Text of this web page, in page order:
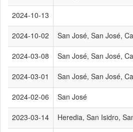
2024-10-13
2024-10-02 San José, San José,
2024-03-08 San José, San José,
2024-03-01 San José, San José,
2024-02-06 San José
2023-03-14 Heredia, San Isidro,